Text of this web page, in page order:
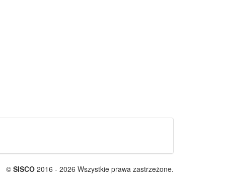
© SISCO 2016 - 2026 Wszystkie prawa zastrzeżone.